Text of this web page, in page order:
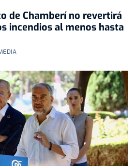
de Chamberí no revertirá
incendios al menos hasta